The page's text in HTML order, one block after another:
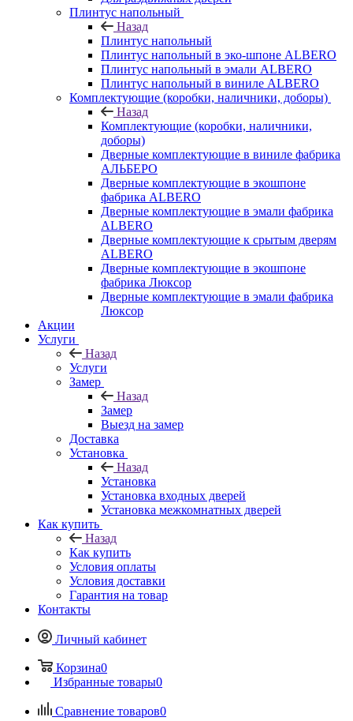
Плинтус напольный
Назад
Плинтус напольный
Плинтус напольный в эко-шпоне ALBERO
Плинтус напольный в эмали ALBERO
Плинтус напольный в виниле ALBERO
Комплектующие (коробки, наличники, доборы)
Назад
Комплектующие (коробки, наличники,
доборы)
Дверные комплектующие в виниле фабрика
АЛЬБЕРО
Дверные комплектующие в экошпоне
фабрика ALBERO
Дверные комплектующие в эмали фабрика
ALBERO
Дверные комплектующие к срытым дверям
ALBERO
Дверные комплектующие в экошпоне
фабрика Люксор
Дверные комплектующие в эмали фабрика
Люксор
Акции
Услуги
Назад
Услуги
Замер
Назад
Замер
Выезд на замер
Доставка
Установка
Назад
Установка
Установка входных дверей
Установка межкомнатных дверей
Как купить
Назад
Как купить
Условия оплаты
Условия доставки
Гарантия на товар
Контакты
Личный кабинет
Корзина0
Избранные товары0
Сравнение товаров0